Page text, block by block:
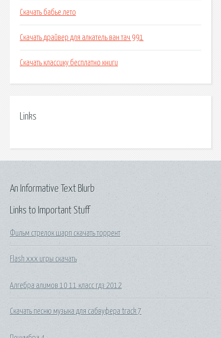
Скачать бабье лето
Скачать драйвер для алкатель ван тач 991
Скачать классику бесплатно книги
Links
Links to Important Stuff
Фильм стрелок шарп скачать торрент
Flash xxx игры скачать
Алгебра алимов 10 11 класс гдз 2012
Скачать песню музыка для сабвуфера track 7
An Informative Text Blurb